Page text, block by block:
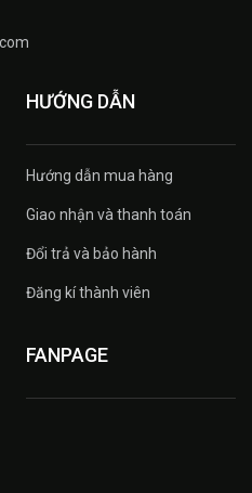
HƯỚNG DẪN
Hướng dẫn mua hàng
Giao nhận và thanh toán
Đổi trả và bảo hành
Đăng kí thành viên
FANPAGE